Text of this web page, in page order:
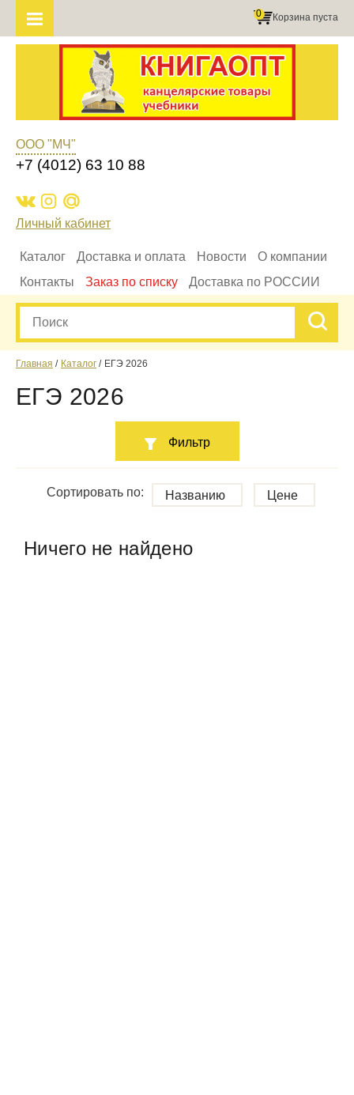
Корзина пуста
0
ООО "МЧ"
+7 (4012) 63 10 88
Личный кабинет
Каталог Доставка и оплата Новости
О компании
Контакты
Заказ по списку Доставка по РОССИИ
Главная Каталог ЕГЭ 2026
ЕГЭ 2026
Фильтр
Сортировать по: Названию Цене
Ничего не найдено